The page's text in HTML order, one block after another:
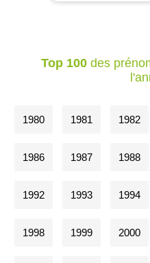
Top 100des
1980 1981 1982
1986 1987 1988
1992 1993 1994
1998 1999 2000